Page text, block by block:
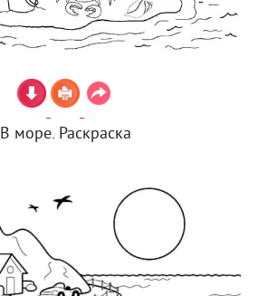
В море. Раскраска